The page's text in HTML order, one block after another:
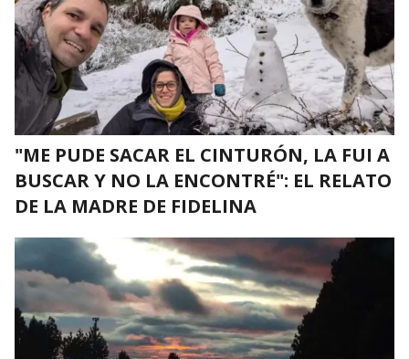
"ME PUDE SACAR EL CINTURÓN, LA FUI A
BUSCAR Y NO LA ENCONTRÉ": EL RELATO
DE LA MADRE DE FIDELINA